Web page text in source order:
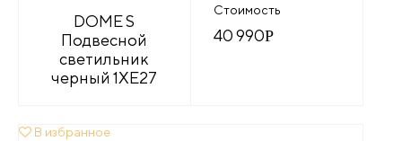
DOME S
Подвесной
светильник
черный 1XE27
Стоимость
40 990Р
В избранное